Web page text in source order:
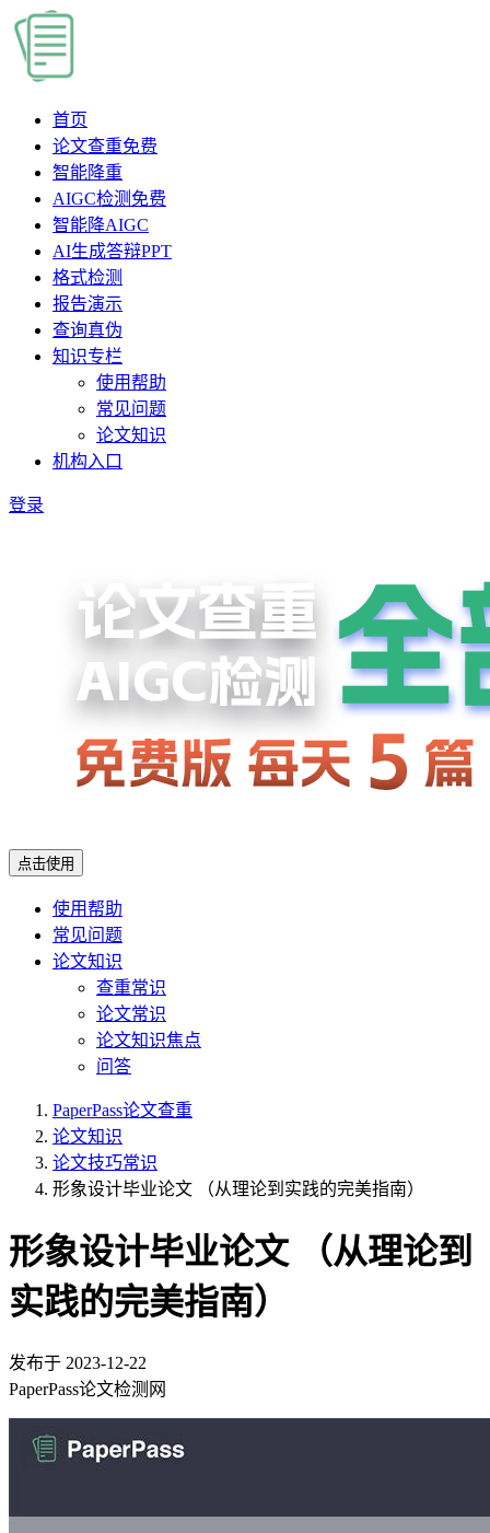
首页
论文查重免费
智能降重
AIGC检测 免费
智能降AIGC
AI生成答辩PPT
格式检测
报告演示
查询真伪
知识专栏
使用帮助
常见问题
论文知识
机构入口
登录
点击使用
使用帮助
常见问题
论文知识
查重常识
论文常识
论文知识焦点
问答
PaperPass论文查重
论文知识
论文技巧常识
形象设计毕业论文 （从理论到实践的完美指南）
形象设计毕业论文 （从理论到
实践的完美指南）
发布于 2023-12-22
PaperPass论文检测网